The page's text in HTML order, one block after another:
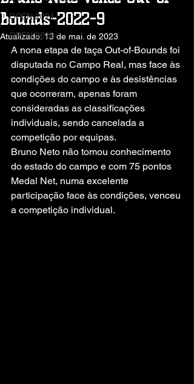
OPEN 2021
OPEN 2022
Bounds-2022-9
Atualizado:13 de mai. de 2023
A nona etapa de taça Out-of-Bounds foi
disputada no Campo Real, mas face às
condições do campo e às desistências
que ocorreram, apenas foram
consideradas as classificações
individuais, sendo cancelada a
competição por equipas.
Bruno Neto não tomou conhecimento
do estado do campo e com 75 pontos
Medal Net, numa excelente
participação face às condições, venceu
a competição individual.